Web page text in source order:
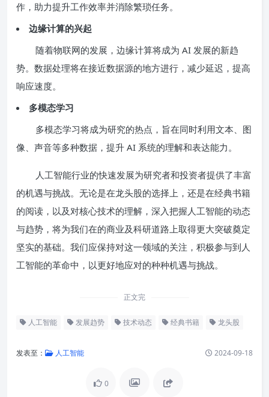
作，助力提升工作效率并消除繁琐任务。
边缘计算的兴起
随着物联网的发展，边缘计算将成为 AI 发展的新趋
势。数据处理将在接近数据源的地方进行，减少延迟，提高
响应速度。
多模态学习
多模态学习将成为研究的热点，旨在同时利用文本、图
像、声音等多种数据，提升 AI 系统的理解和表达能力。
人工智能行业的快速发展为研究者和投资者提供了丰富
的机遇与挑战。无论是在龙头股的选择上，还是在经典书籍
的阅读，以及对核心技术的理解，深入把握人工智能的动态
与趋势，将为我们在的商业及科研道路上取得更大突破奠定
坚实的基础。我们应保持对这一领域的关注，积极参与到人
工智能的革命中，以更好地应对的种种机遇与挑战。
正文完
人工智能 发展趋势 技术动态 经典书籍 龙头股
发表至： 人工智能 2024-09-18
0